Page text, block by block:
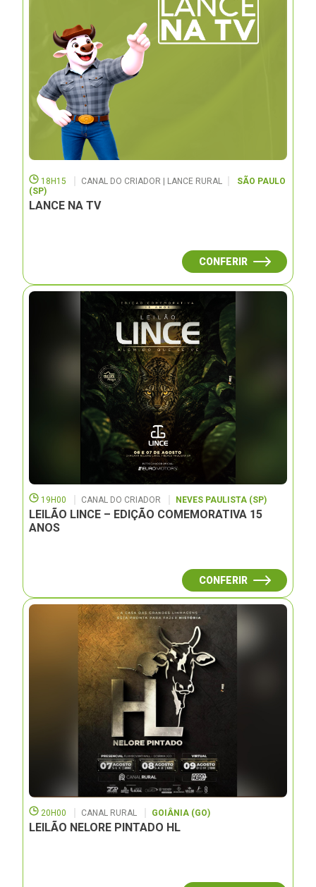
18H15 CANAL DO CRIADOR | LANCE RURAL
SÃO PAULO
(SP)
LANCE NA TV
CONFERIR
19H00 CANAL DO CRIADOR NEVES PAULISTA (SP)
LEILÃO LINCE – EDIÇÃO COMEMORATIVA 15
ANOS
CONFERIR
20H00 CANAL RURAL GOIÂNIA (GO)
LEILÃO NELORE PINTADO HL